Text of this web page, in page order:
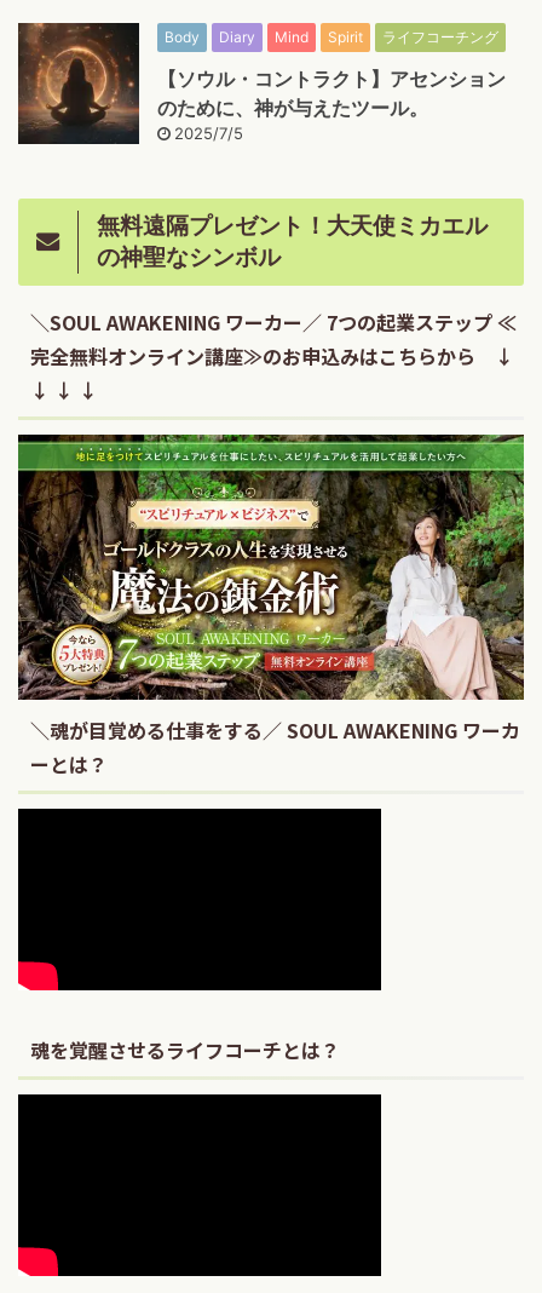
Body Diary Mind Spirit ライフコーチング
【ソウル・コントラクト】アセンション
のために、神が与えたツール。
2025/7/5
無料遠隔プレゼント！大天使ミカエル
の神聖なシンボル
＼SOUL AWAKENING ワーカー／ 7つの起業ステップ ≪
完全無料オンライン講座≫のお申込みはこちらから ↓
↓ ↓ ↓
＼魂が目覚める仕事をする／ SOUL AWAKENING ワーカ
ーとは？
魂を覚醒させるライフコーチとは？